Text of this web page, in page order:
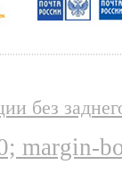
без
margin-